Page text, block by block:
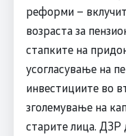
реформи –
возраста за
стапките на
усогласување на
инвестициите во
зголемување на
старите лица. ДЗР